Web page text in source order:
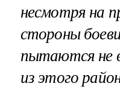
несмотря на
стороны
пытаются не
из этого